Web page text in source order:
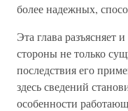
более надежных,
Эта глава разъясняет
стороны не только
последствия его
здесь сведений
особенности